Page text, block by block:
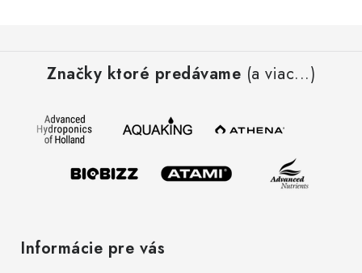
Značky ktoré predávame (a viac...)
Informácie pre vás